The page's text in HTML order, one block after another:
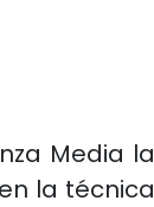
Media la
la técnica